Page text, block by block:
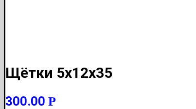
Щётки 5x12x35
300.00 Р